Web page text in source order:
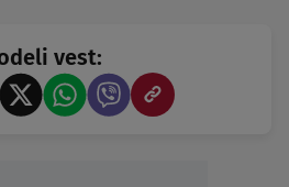
vest: